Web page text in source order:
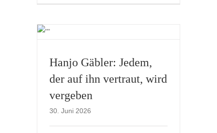
Hanjo Gäbler: Jedem,
der auf ihn vertraut, wird
vergeben
30. Juni 2026